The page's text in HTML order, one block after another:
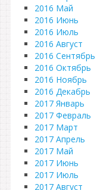
2016 Май
2016 Июнь
2016 Июль
2016 Август
2016 Сентябрь
2016 Октябрь
2016 Ноябрь
2016 Декабрь
2017 Январь
2017 Февраль
2017 Март
2017 Апрель
2017 Май
2017 Июнь
2017 Июль
2017 Август